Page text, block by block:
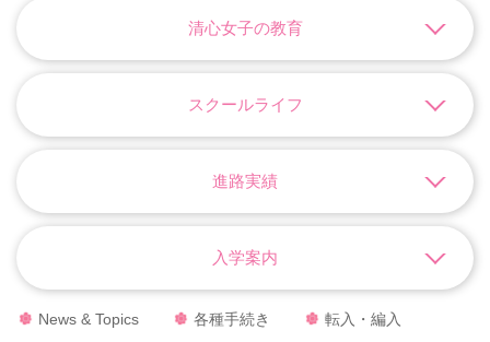
清心女子の教育
スクールライフ
進路実績
入学案内
News & Topics 各種手続き
転入・編入